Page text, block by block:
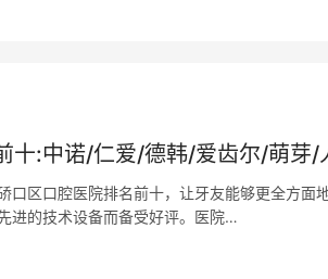
十:中诺/仁爱/德韩/爱齿尔/萌芽/
口区口腔医院排名前十，让牙友能够更全方面
进的技术设备而备受好评。医院…